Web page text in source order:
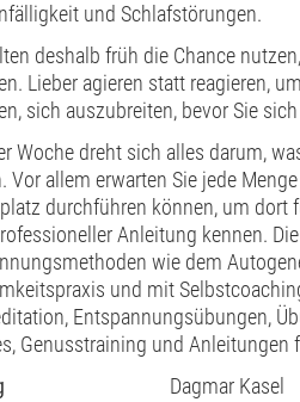
und Schlafstörungen.
deshalb früh die Chance
Lieber agieren statt reagieren,
sich auszubreiten, bevor Sie
Woche dreht sich alles darum,
Vor allem erwarten Sie jede
durchführen können, um dort
Anleitung kennen.
wie dem
und mit
Entspannungsübungen,
Genusstraining und Anleitungen
Dagmar Kasel